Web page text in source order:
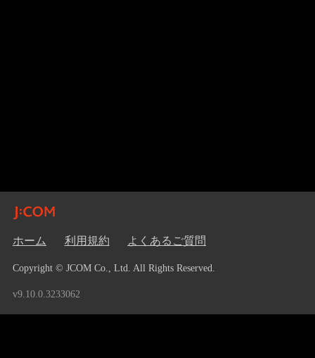
ホーム 利用規約 よくあるご質問
Copyright © JCOM Co., Ltd. All Rights Reserved.
v9.10.0.3233062